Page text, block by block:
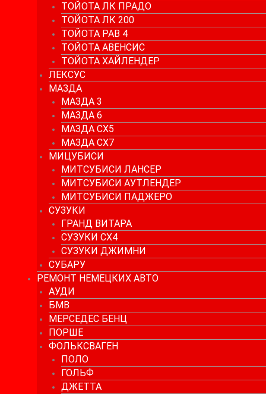
ТОЙОТА ЛК ПРАДО
ТОЙОТА ЛК 200
ТОЙОТА РАВ 4
ТОЙОТА АВЕНСИС
ТОЙОТА ХАЙЛЕНДЕР
ЛЕКСУС
МАЗДА
МАЗДА 3
МАЗДА 6
МАЗДА СХ5
МАЗДА СХ7
МИЦУБИСИ
МИТСУБИСИ ЛАНСЕР
МИТСУБИСИ АУТЛЕНДЕР
МИТСУБИСИ ПАДЖЕРО
СУЗУКИ
ГРАНД ВИТАРА
СУЗУКИ СХ4
СУЗУКИ ДЖИМНИ
СУБАРУ
РЕМОНТ НЕМЕЦКИХ АВТО
АУДИ
БМВ
МЕРСЕДЕС БЕНЦ
ПОРШЕ
ФОЛЬКСВАГЕН
ПОЛО
ГОЛЬФ
ДЖЕТТА